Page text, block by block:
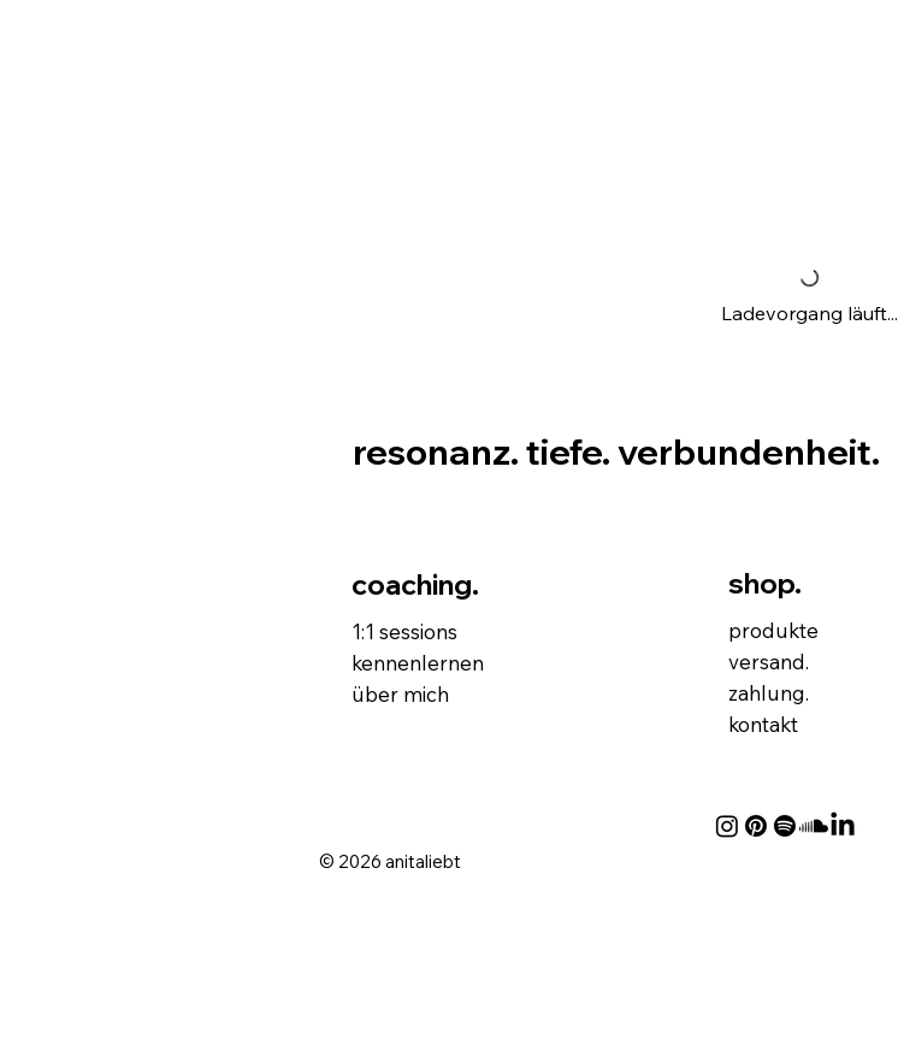
Ladevorgang läuft...
resonanz. tiefe. verbundenheit.
coaching.
1:1 sessions
kennenlernen
über mich
shop.
produkte
versand.
zahlung.
kontakt
© 2026 anitaliebt